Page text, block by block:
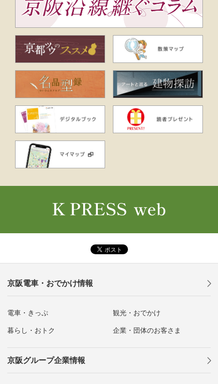
京阪電車・おでかけ情報
電車・きっぷ 観光・おでかけ
暮らし・おトク 企業・団体のお客さま
京阪グループ企業情報